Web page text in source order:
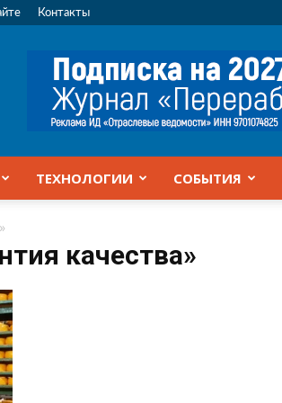
Контакты
ТЕХНОЛОГИИ СОБЫТИЯ
качества»